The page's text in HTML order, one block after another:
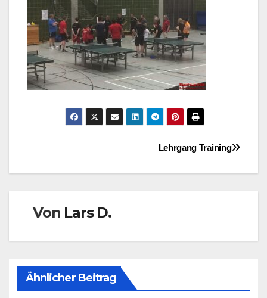
Beitragsnavigation
Lehrgang Training
Von Lars D.
Ähnlicher Beitrag